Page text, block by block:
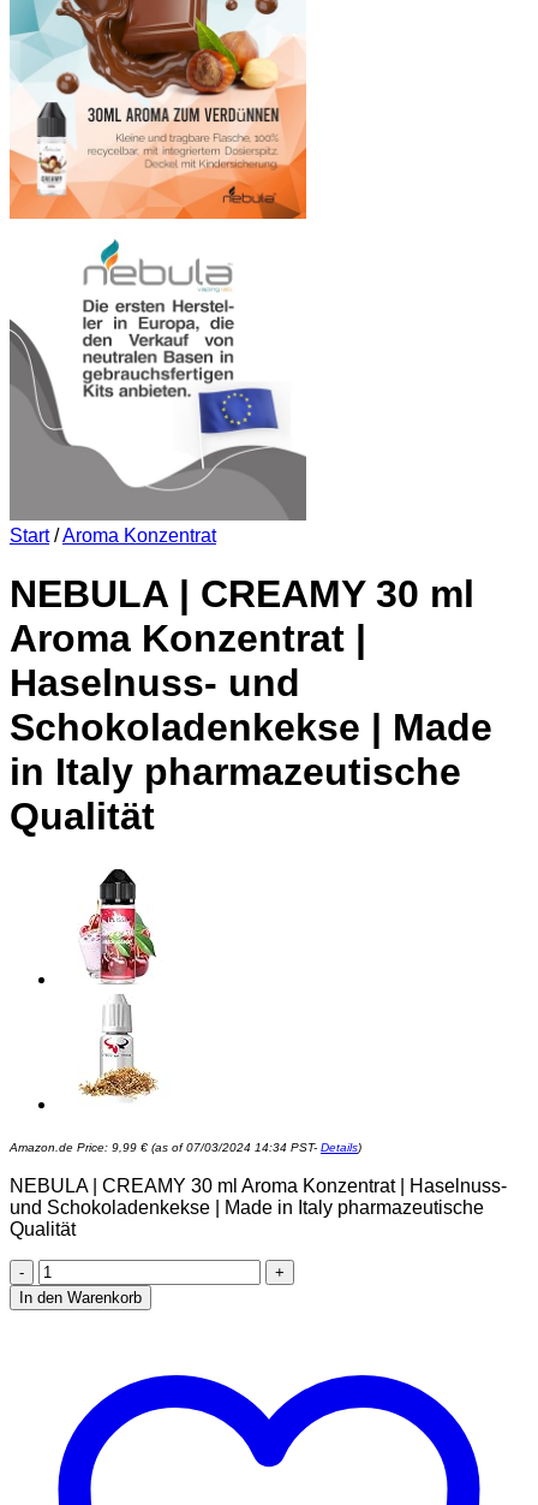
Start /Aroma Konzentrat
NEBULA | CREAMY 30 ml
Aroma Konzentrat |
Haselnuss- und
Schokoladenkekse | Made
in Italy pharmazeutische
Qualität
Amazon.de Price: 9,99 € (as of 07/03/2024 14:34 PST- Details)
NEBULA | CREAMY 30 ml Aroma Konzentrat | Haselnuss-
und Schokoladenkekse | Made in Italy pharmazeutische
Qualität
NEBULA
|
CREAMY
Konzentrat
Haselnuss-
und
Schokoladenkekse
In den Warenkorb